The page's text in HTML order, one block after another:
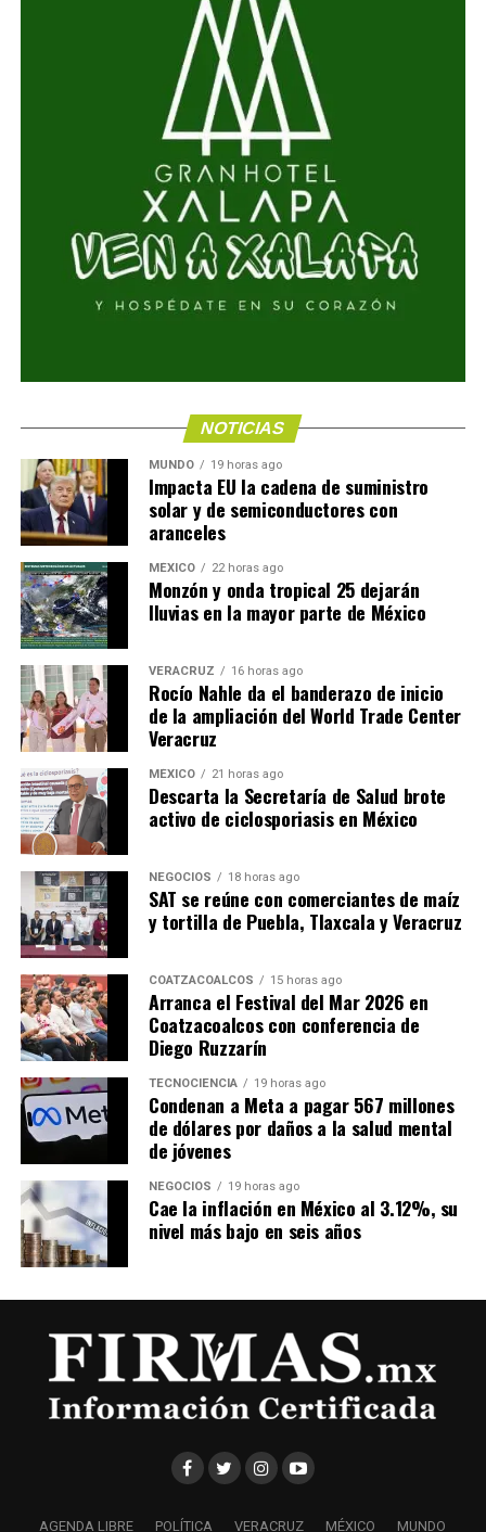
NOTICIAS
MUNDO 19 horas ago
Impacta EU la cadena de suministro
solar y de semiconductores con
aranceles
MÉXICO 22 horas ago
Monzón y onda tropical 25 dejarán
lluvias en la mayor parte de México
VERACRUZ 16 horas ago
Rocío Nahle da el banderazo de inicio
de la ampliación del World Trade Center
Veracruz
MÉXICO 21 horas ago
Descarta la Secretaría de Salud brote
activo de ciclosporiasis en México
NEGOCIOS 18 horas ago
SAT se reúne con comerciantes de maíz
y tortilla de Puebla, Tlaxcala y Veracruz
COATZACOALCOS 15 horas ago
Arranca el Festival del Mar 2026 en
Coatzacoalcos con conferencia de
Diego Ruzzarín
TECNOCIENCIA 19 horas ago
Condenan a Meta a pagar 567 millones
de dólares por daños a la salud mental
de jóvenes
NEGOCIOS 19 horas ago
Cae la inflación en México al 3.12%, su
nivel más bajo en seis años
AGENDA LIBRE POLÍTICA VERACRUZ MÉXICO MUNDO